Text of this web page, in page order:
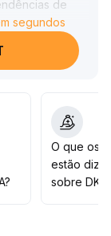
de
prazo testar
controlando
considerar
fluxo de
riscos de
segundos
O que os
estão
sobre